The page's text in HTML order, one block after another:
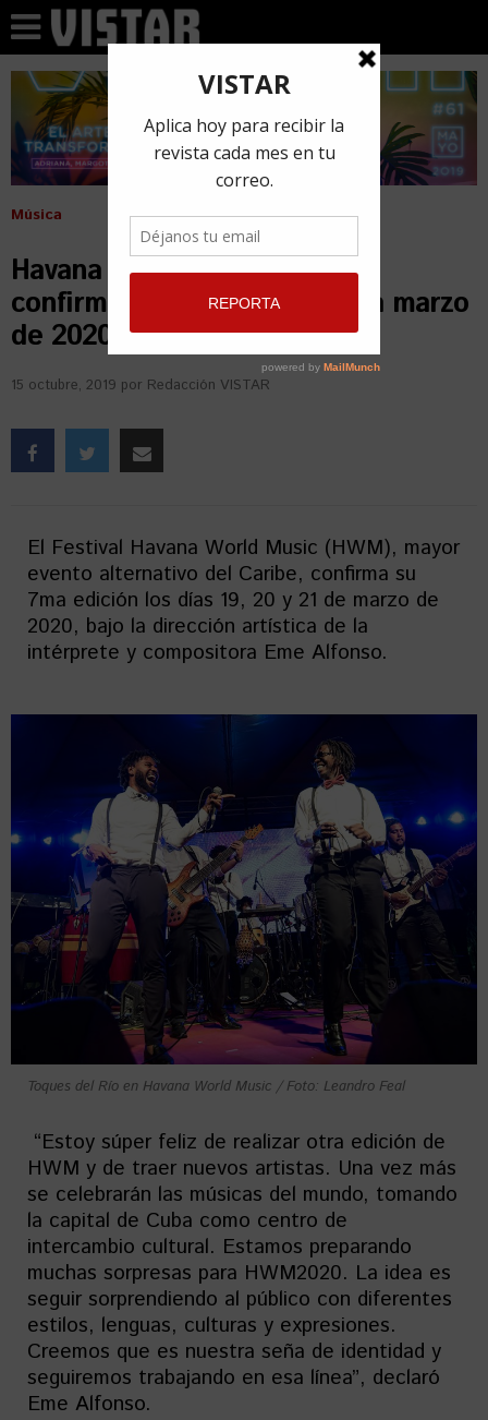
Música
Havana World Music (HWM)
confirma su 7ma edición para marzo
de 2020
15 octubre, 2019 por Redacción VISTAR
El Festival Havana World Music (HWM), mayor
evento alternativo del Caribe, confirma su
7ma edición los días 19, 20 y 21 de marzo de
2020, bajo la dirección artística de la
intérprete y compositora Eme Alfonso.
Toques del Río en Havana World Music / Foto: Leandro Feal
“Estoy súper feliz de realizar otra edición de
HWM y de traer nuevos artistas. Una vez más
se celebrarán las músicas del mundo, tomando
la capital de Cuba como centro de
intercambio cultural. Estamos preparando
muchas sorpresas para HWM2020. La idea es
seguir sorprendiendo al público con diferentes
estilos, lenguas, culturas y expresiones.
Creemos que es nuestra seña de identidad y
seguiremos trabajando en esa línea”, declaró
Eme Alfonso.